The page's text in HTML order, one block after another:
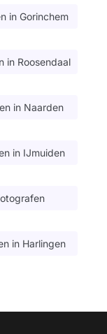
in Gorinchem
in Roosendaal
in Naarden
in IJmuiden
in Harlingen